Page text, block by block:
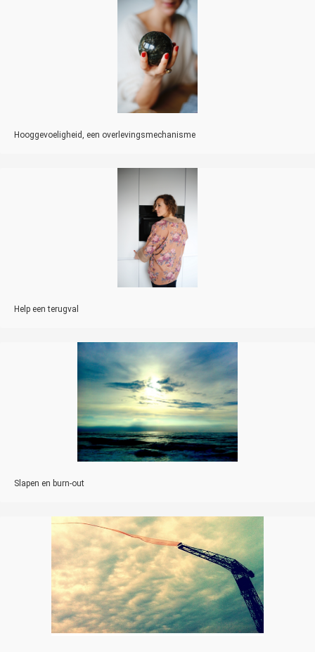
Hooggevoeligheid, een overlevingsmechanisme
Help een terugval
Slapen en burn-out